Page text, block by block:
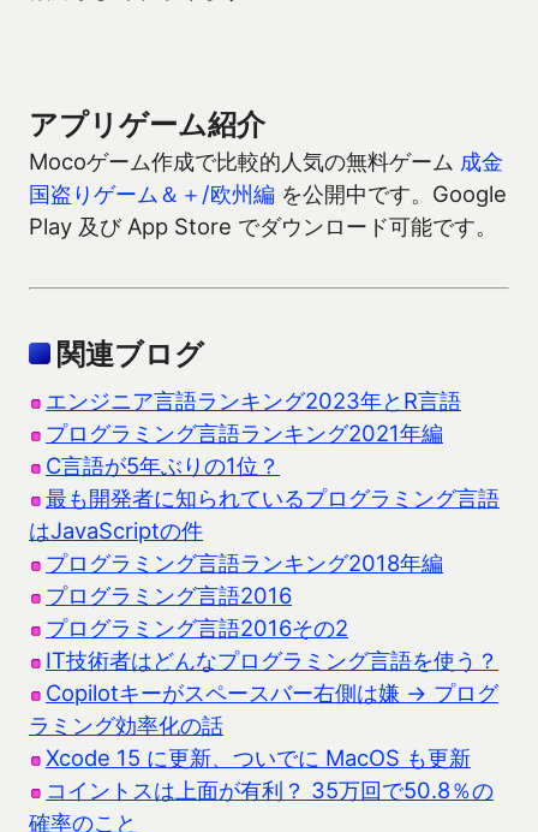
アプリゲーム紹介
Mocoゲーム作成で比較的人気の無料ゲーム 成金
国盗りゲーム＆＋/欧州編 を公開中です。Google
Play 及び App Store でダウンロード可能です。
関連ブログ
エンジニア言語ランキング2023年とR言語
プログラミング言語ランキング2021年編
C言語が5年ぶりの1位？
最も開発者に知られているプログラミング言語
はJavaScriptの件
プログラミング言語ランキング2018年編
プログラミング言語2016
プログラミング言語2016その2
IT技術者はどんなプログラミング言語を使う？
Copilotキーがスペースバー右側は嫌 → プログ
ラミング効率化の話
Xcode 15 に更新、ついでに MacOS も更新
コイントスは上面が有利？ 35万回で50.8％の
確率のこと